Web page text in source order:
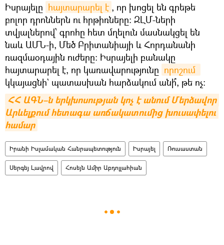
Իսրայելը հայտարարել է , որ խոցել են գրեթե
բոլոր դրոններն ու հրթիռները։ ԶԼՄ-ների
տվյալներով՝ գրոհը հետ մղելուն մասնակցել են
նաև ԱՄՆ-ի, Մեծ Բրիտանիայի և Հորդանանի
ռազմաօդային ուժերը: Իսրայելի բանակը
հայտարարել է, որ կառավարությունը
կկայացնի` պատասխան հարձակում անի՞, թե ոչ:
ՀՀ ԱԳՆ–ն երկխոսության կոչ է անում Մերձավոր
Արևելքում հետագա առճակատումից խուսափելու
համար
Իրանի Իսլամական Հանրապետություն Իսրայել Ռուսաստան
Սերգեյ Լավրով Հոսեյն Ամիր Աբդոլլահիան